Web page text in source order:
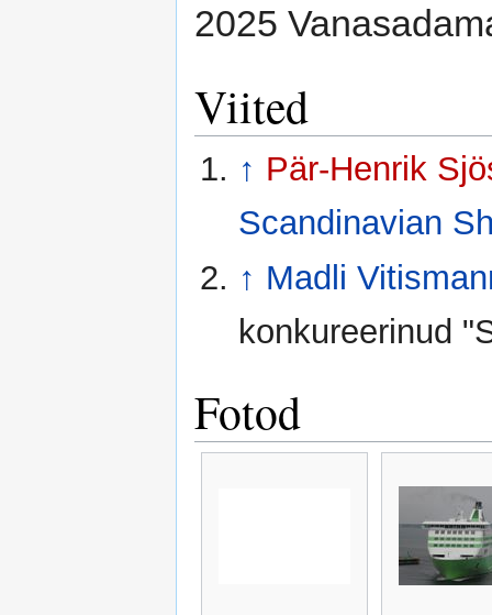
2025
Viited
↑ Pär-Henrik
Scandinavian
↑ Madli
konkureerinud
Fotod